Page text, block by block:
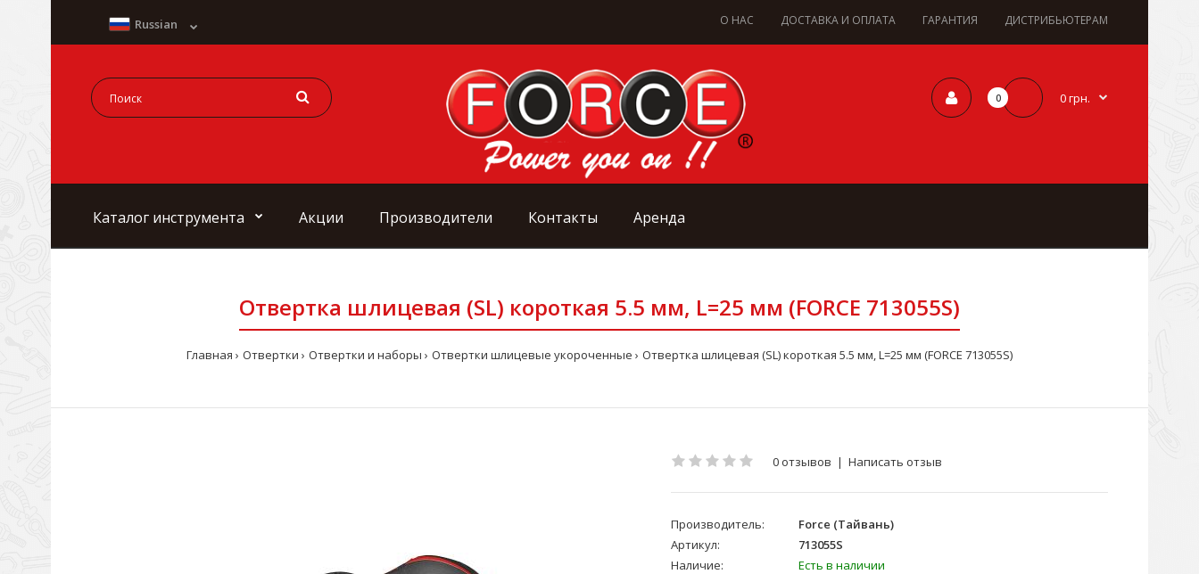
О НАС ДОСТАВКА И ОПЛАТА ГАРАНТИЯ ДИСТРИБЬЮТЕРАМ
Russian
0 0 грн.
Каталог инструмента Акции Производители Контакты Аренда
Отвертка шлицевая (SL) короткая 5.5 мм, L=25 мм (FORCE 713055S)
Главная Отвертки Отвертки и наборы Отвертки шлицевые укороченные Отвертка шлицевая (SL) короткая 5.5 мм, L=25 мм (FORCE 713055S)
0 отзывов | Написать отзыв
Производитель:
Force (Тайвань)
Артикул:
713055S
Наличие:
Есть в наличии